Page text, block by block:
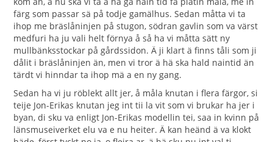
färg som passar sä på todje gamälhus. Sedan måtta vi ta
ihop me bräslåninjen på stugon, södran gavlin som va värst
medfuri ha ju vali helt förnya å så ha vi måtta sätt ny
mullbänksstockar på gårdssidon. Ä ji klart ä finns tåli som ji
dålit i bräslåninjen än, men vi tror ä hä ska hald naintid än
tärdt vi hinndar ta ihop mä a en ny gang.
Sedan ha vi ju röblekt allt jer, å måla knutan i flera färgor, si
teije Jon-Erikas knutan jeg int tii la vit som vi brukar ha jer i
byan, di sku va enligt Jon-Erikas modellin tei, saa in kvinn på
länsmuseiverket elu va e nu heiter. Ä kan heänd ä va klokt